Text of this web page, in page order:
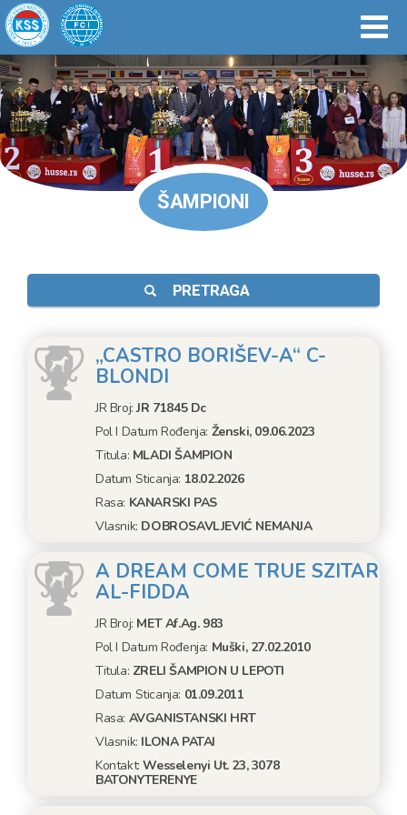
ŠAMPIONI
PRETRAGA
„CASTRO BORIŠEV-A“ C-
BLONDI
JR Broj:JR 71845 Dc
Pol I Datum Rođenja: Ženski, 09.06.2023
Titula: MLADI ŠAMPION
Datum Sticanja: 18.02.2026
Rasa: KANARSKI PAS
Vlasnik: DOBROSAVLJEVIĆ NEMANJA
A DREAM COME TRUE SZITAR
AL-FIDDA
JR Broj: MET Af.ag. 983
Pol I Datum Rođenja: Muški, 27.02.2010
Titula: ZRELI ŠAMPION U LEPOTI
Datum Sticanja: 01.09.2011
Rasa: AVGANISTANSKI HRT
Vlasnik: ILONA PATAI
Kontakt:Wesselenyi Ut. 23, 3078
BATONYTERENYE